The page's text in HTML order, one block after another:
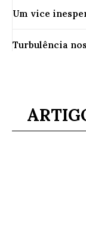
Um vice
Turbulência